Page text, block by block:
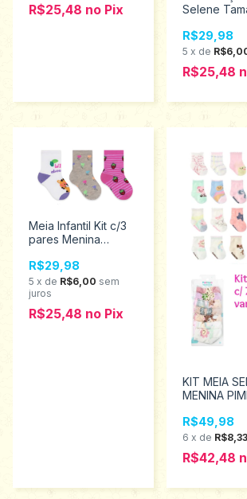
R$25,48 no Pix
Selene
R$29,98
5 x de
R$25,48
Meia Infantil Kit c/3
pares Menina
1451.002.0.998
R$29,98
5 x de R$6,00 sem
juros
R$25,48 no Pix
KIT MEIA
MENINA
0300387
R$49,98
6 x de R$8,33
R$42,48